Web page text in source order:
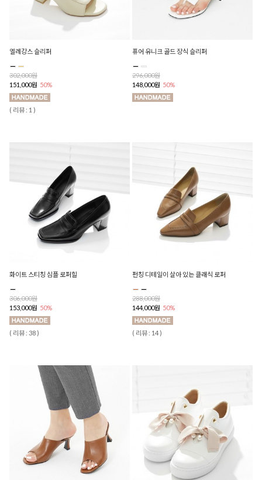
엘레강스 슬리퍼
302,000원
151,000원 50%
( 리뷰 : 1 )
퓨어 유니크 골드 장식 슬리퍼
296,000원
148,000원 50%
화이트 스티칭 심플 로퍼힐
306,000원
153,000원 50%
( 리뷰 : 38 )
펀칭 디테일이 살아 있는 클래식 로퍼
288,000원
144,000원 50%
( 리뷰 : 14 )